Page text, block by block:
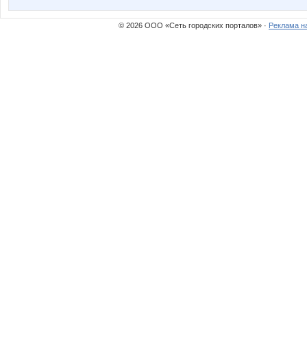
© 2026 ООО «Сеть городских порталов» · Реклама